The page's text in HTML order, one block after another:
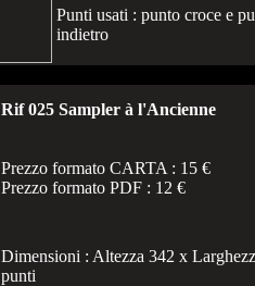
Punti usati : punto croce e
indietro
Rif 025 Sampler à l'Ancienne
Prezzo formato CARTA : 15 €
Prezzo formato PDF : 12 €
Dimensioni : Altezza 342 x
punti